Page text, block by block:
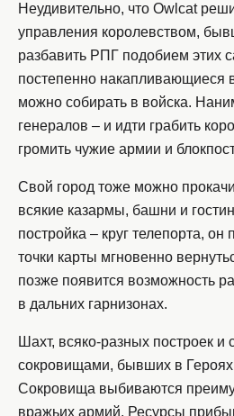
Неудивительно, что Owlcat
управления королевством,
разбавить РПГ подобием этих
постепенно накапливающиеся
можно собирать в войска.
генералов – и идти грабить
громить чужие армии и
Свой город тоже можно
всякие казармы, башни и
постройка – круг телепорта, он
точки карты мгновенно
позже появится возможность
в дальних гарнизонах.
Шахт, всяко-разных построек и
сокровищами, бывших в
Сокровища выбиваются
вражьих армий. Ресурсы